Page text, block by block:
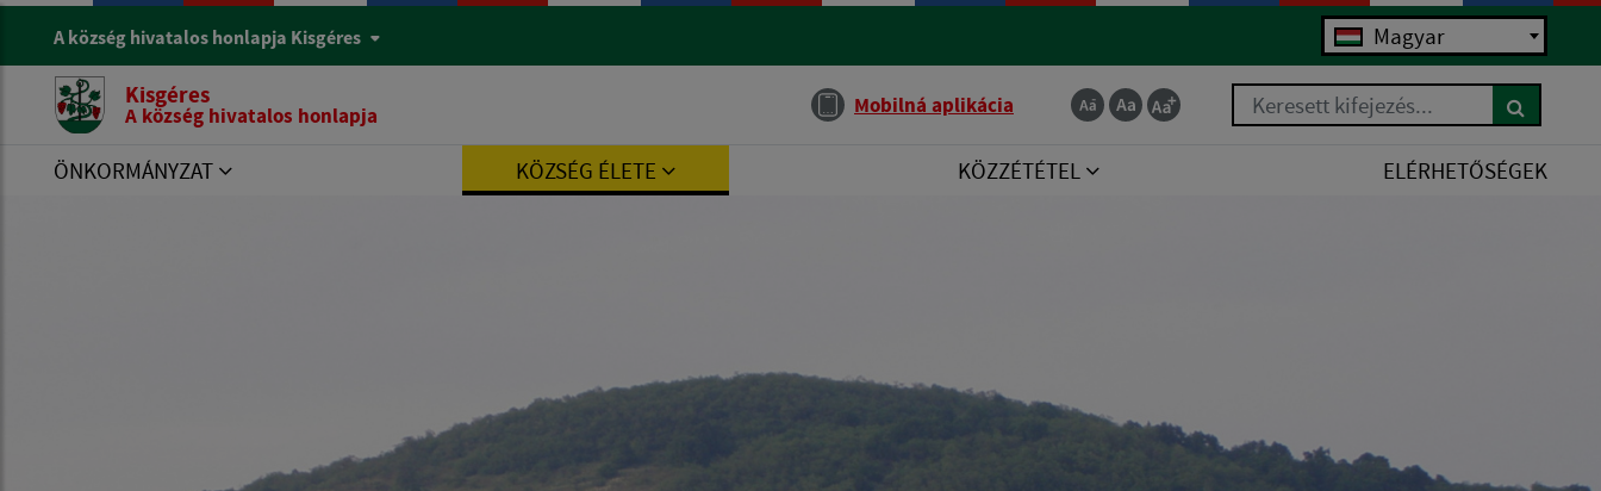
A község hivatalos honlapja Kisgéres Magyar
Kisgéres
A község hivatalos honlapja Mobilná aplikácia Keresett kifejezés...
ÖNKORMÁNYZAT KÖZSÉG ÉLETE KÖZZÉTÉTEL ELÉRHETŐSÉGEK